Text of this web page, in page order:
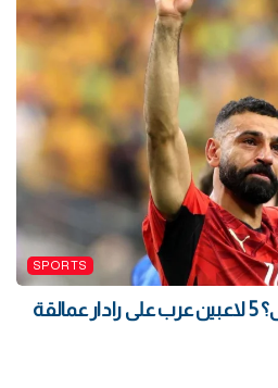
SPORTS
من سيكون الصفقة الأغلى؟ 5 لاعبين عرب على رادار عمالقة